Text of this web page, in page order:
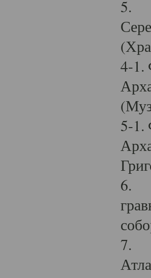
5.
4-1.
5-1.
6.
7.